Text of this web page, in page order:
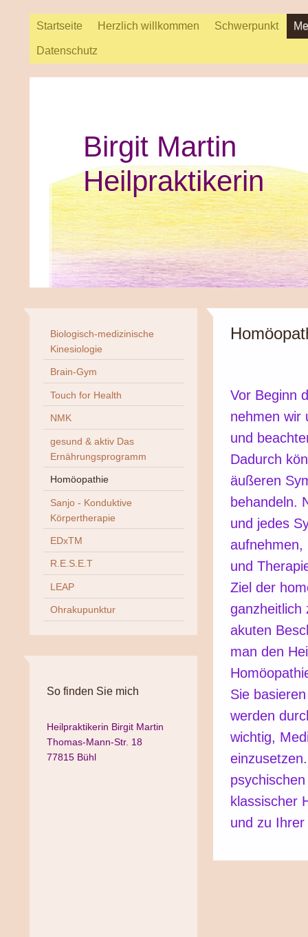
Startseite Herzlich willkommen Schwerpunkt
Datenschutz
Birgit Martin
Heilpraktikerin
Vor Beginn
nehmen wir
und
Dadurch
äußeren
behandeln.
und jedes
aufnehmen,
und
Ziel der
ganzheitlich
akuten
man den
Sie
werden
wichtig,
klassischer
und zu
Biologisch-medizinische
Kinesiologie
Brain-Gym
Touch for Health
NMK
gesund & aktiv Das
Ernährungsprogramm
Homöopathie
Sanjo - Konduktive
Körpertherapie
EDxTM
R.E.S.E.T
LEAP
Ohrakupunktur
So finden Sie mich
Heilpraktikerin Birgit Martin
Thomas-Mann-Str. 18
77815 Bühl